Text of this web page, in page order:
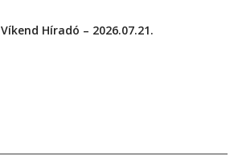
Víkend Híradó – 2026.07.21.